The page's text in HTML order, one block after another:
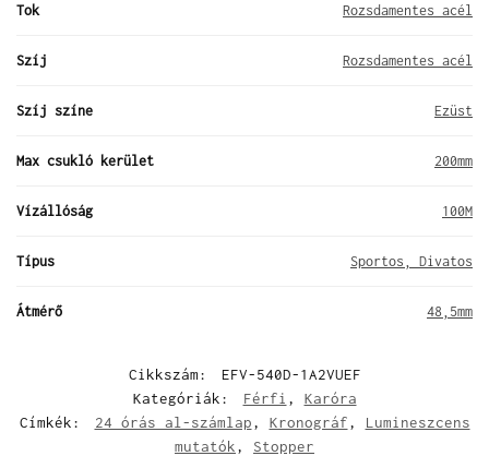
Tok Rozsdamentes acél
Szíj Rozsdamentes acél
Szíj színe Ezüst
Max csukló kerület 200mm
Vízállóság 100M
Típus Sportos, Divatos
Átmérő 48,5mm
Cikkszám:
EFV-540D-1A2VUEF
Kategóriák:
Férfi , Karóra
Címkék:
24 órás al-számlap, Kronográf, Lumineszcens
mutatók, Stopper